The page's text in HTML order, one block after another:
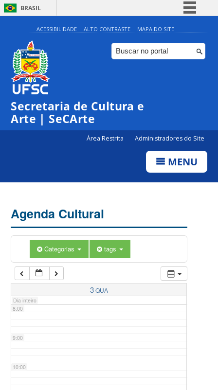
BRASIL
Simplifique!
Comunica BR
Participe
ACESSIBILIDADE ALTO CONTRASTE MAPA DO SITE
Secretaria de Cultura e
Arte | SeCArte
Área Restrita Administradores do Site
MENU
Agenda Cultural
Categorias tags
3QUA
Dia inteiro
0:00
1:00
5:00
7:00
8:00
9:00
10:00